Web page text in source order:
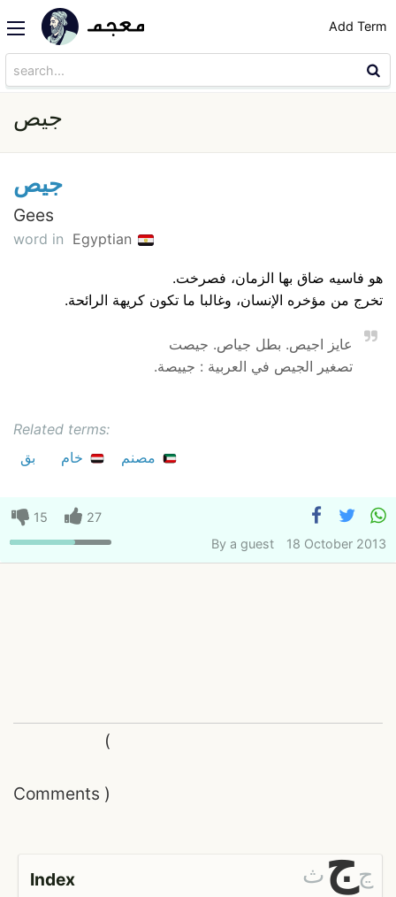
Add Term
جيص
جيص
Gees
word in Egyptian
هو فاسيه ضاق بها الزمان، فصرخت.
تخرج من مؤخره الإنسان، وغالبا ما تكون كريهة الرائحة.
عايز اجيص. بطل جياص. جيصت
تصغير الجيص في العربية : جييصة.
Related terms:
بق
خام مصنم
15
27
By a guest 18 October 2013
Comments
(
)
Index ث جڃ